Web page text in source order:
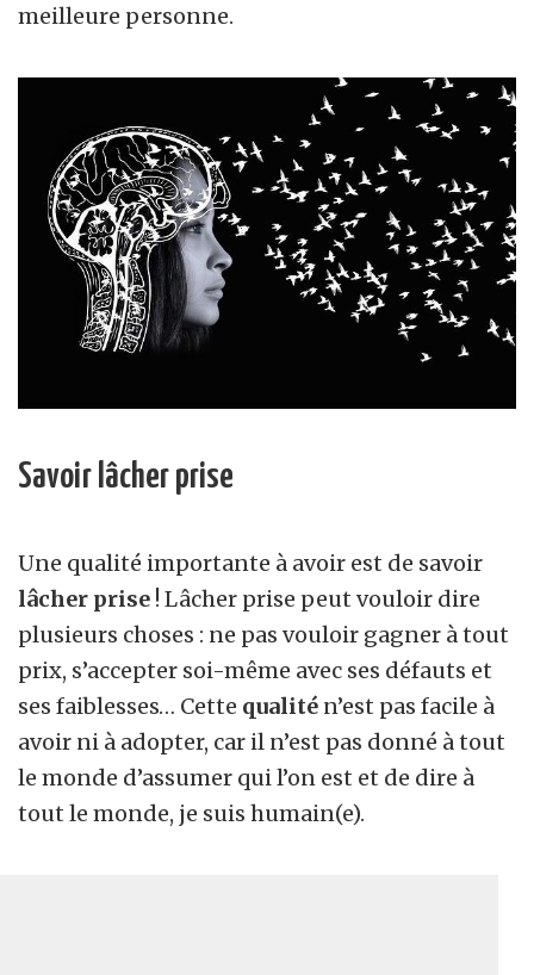
meilleure personne.
Savoir lâcher prise
Une qualité importante à avoir est de savoir
lâcher prise ! Lâcher prise peut vouloir dire
plusieurs choses : ne pas vouloir gagner à tout
prix, s’accepter soi-même avec ses défauts et
ses faiblesses… Cette qualité n’est pas facile à
avoir ni à adopter, car il n’est pas donné à tout
le monde d’assumer qui l’on est et de dire à
tout le monde, je suis humain(e).